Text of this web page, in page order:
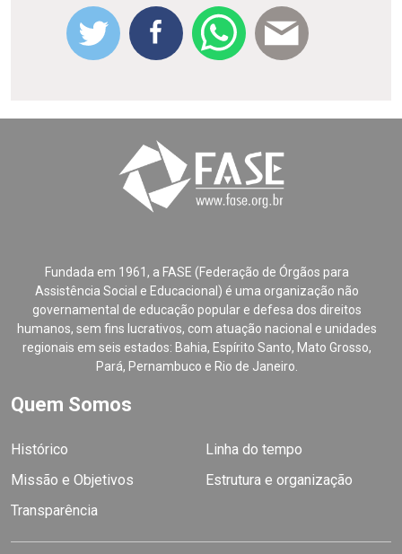
Fundada em 1961, a FASE (Federação de Órgãos para
Assistência Social e Educacional) é uma organização não
governamental de educação popular e defesa dos direitos
humanos, sem fins lucrativos, com atuação nacional e unidades
regionais em seis estados: Bahia, Espírito Santo, Mato Grosso,
Pará, Pernambuco e Rio de Janeiro.
Quem Somos
Histórico
Linha do tempo
Missão e Objetivos
Estrutura e organização
Transparência